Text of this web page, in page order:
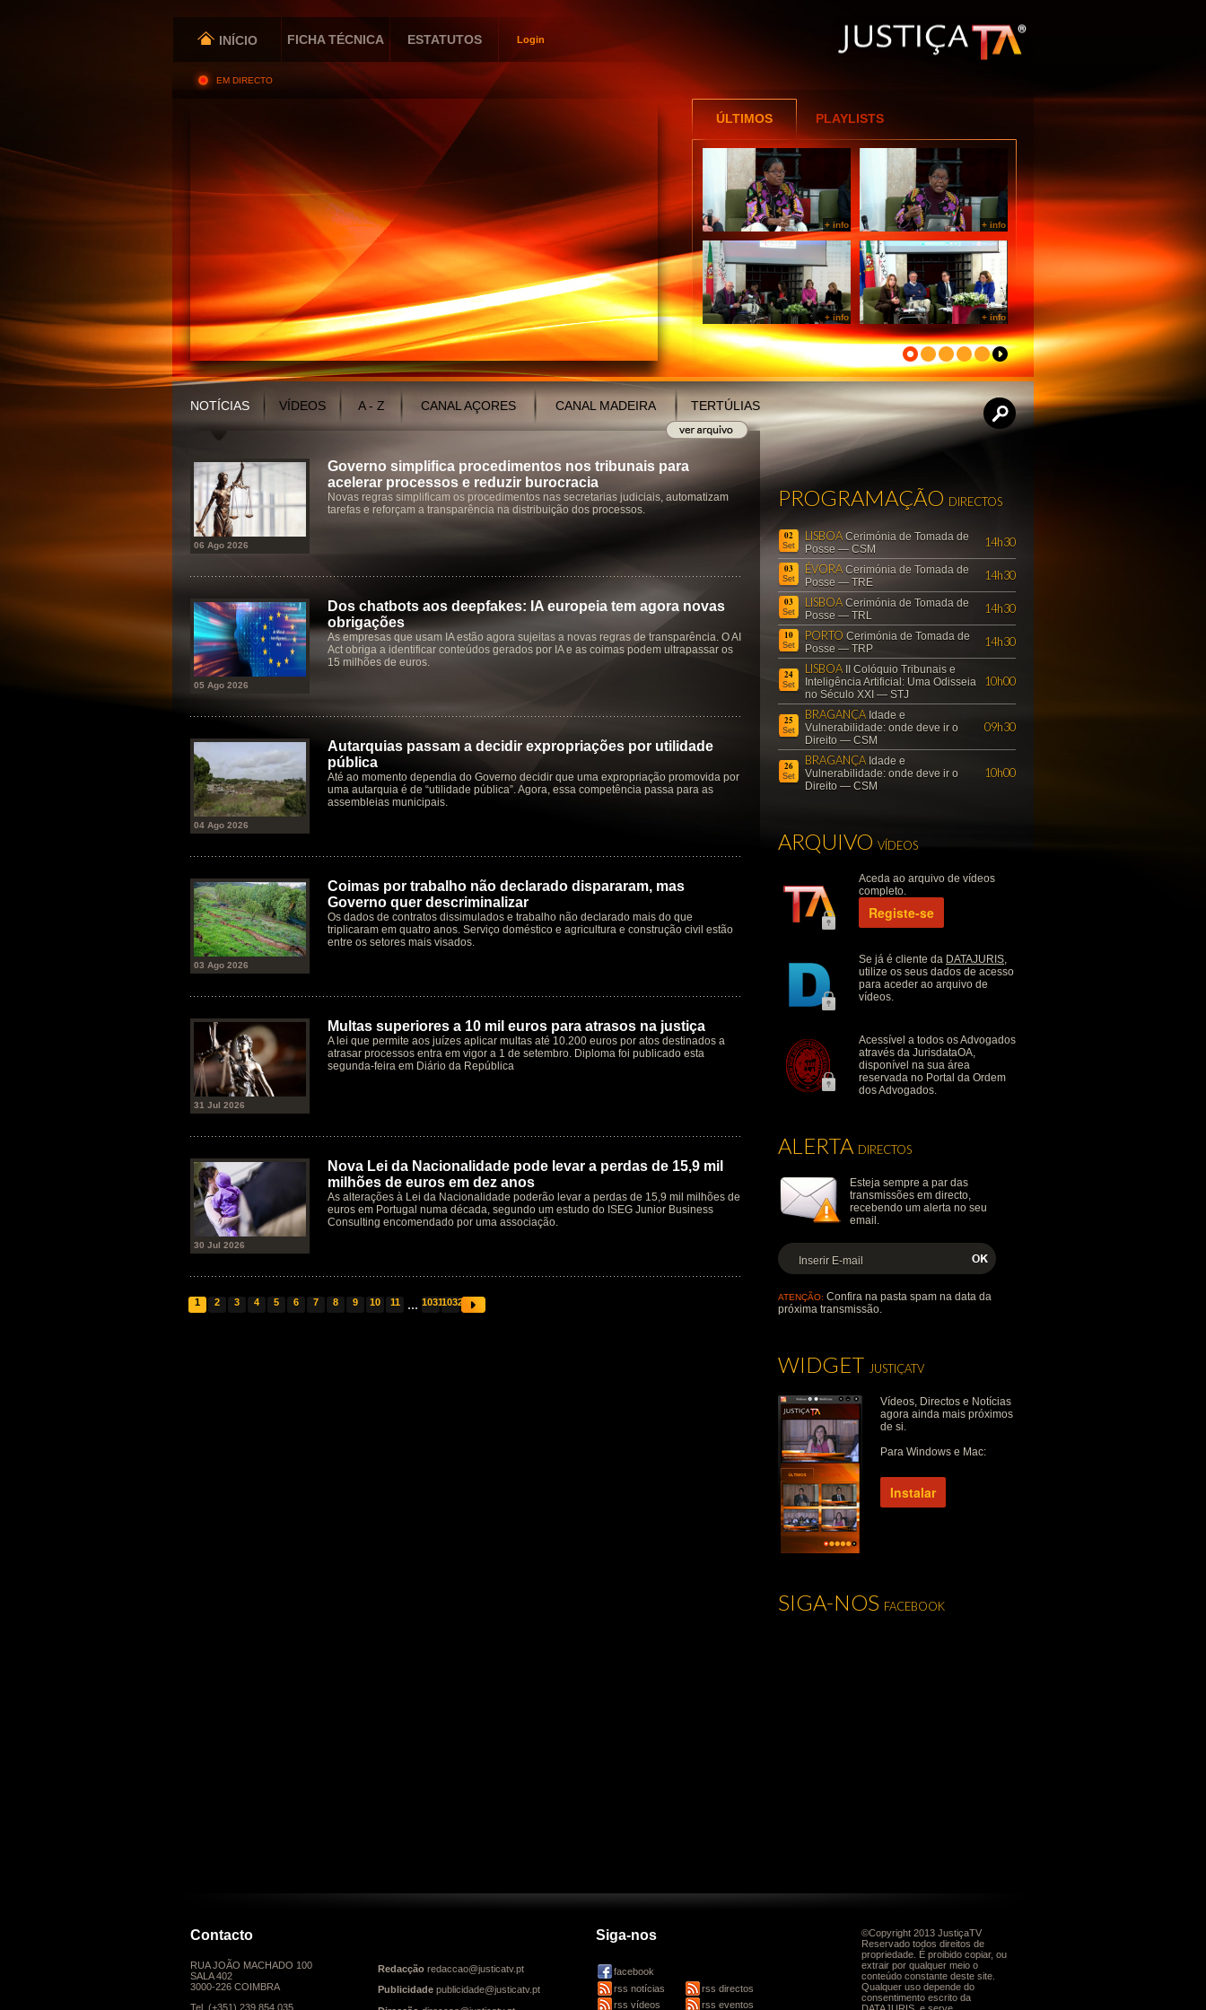
INÍCIO FICHA TÉCNICA ESTATUTOS Login [Entrar por IP]
EM DIRECTO
ÚLTIMOS PLAYLISTS
+ info + info
+ info + info + info
NOTÍCIAS VÍDEOS A - Z CANAL AÇORES CANAL MADEIRA TERTÚLIAS
06 Ago 2026
Governo simplifica procedimentos nos tribunais para
acelerar processos e reduzir burocracia
Novas regras simplificam os procedimentos nas secretarias judiciais, automatizam
tarefas e reforçam a transparência na distribuição dos processos.
05 Ago 2026
Dos chatbots aos deepfakes: IA europeia tem agora novas
obrigações
As empresas que usam IA estão agora sujeitas a novas regras de transparência. O AI
Act obriga a identificar conteúdos gerados por IA e as coimas podem ultrapassar os
15 milhões de euros.
04 Ago 2026
Autarquias passam a decidir expropriações por utilidade
pública
Até ao momento dependia do Governo decidir que uma expropriação promovida por
uma autarquia é de “utilidade pública”. Agora, essa competência passa para as
assembleias municipais.
03 Ago 2026
Coimas por trabalho não declarado dispararam, mas
Governo quer descriminalizar
Os dados de contratos dissimulados e trabalho não declarado mais do que
triplicaram em quatro anos. Serviço doméstico e agricultura e construção civil estão
entre os setores mais visados.
31 Jul 2026
Multas superiores a 10 mil euros para atrasos na justiça
A lei que permite aos juízes aplicar multas até 10.200 euros por atos destinados a
atrasar processos entra em vigor a 1 de setembro. Diploma foi publicado esta
segunda-feira em Diário da República
30 Jul 2026
Nova Lei da Nacionalidade pode levar a perdas de 15,9 mil
milhões de euros em dez anos
As alterações à Lei da Nacionalidade poderão levar a perdas de 15,9 mil milhões de
euros em Portugal numa década, segundo um estudo do ISEG Junior Business
Consulting encomendado por uma associação.
1 2 3 4 5 6 7 8 9 10 11 ... 10311032
PROGRAMAÇÃO DIRECTOS
02
Set
LISBOA Cerimónia de Tomada de
Posse — CSM
14h30
03
Set
ÉVORA Cerimónia de Tomada de
Posse — TRE
14h30
03
Set
LISBOA Cerimónia de Tomada de
Posse — TRL
14h30
10
Set
PORTO Cerimónia de Tomada de
Posse — TRP
14h30
24
Set
LISBOA II Colóquio Tribunais e
Inteligência Artificial: Uma Odisseia
no Século XXI — STJ
10h00
25
Set
BRAGANÇA Idade e
Vulnerabilidade: onde deve ir o
Direito — CSM
09h30
26
Set
BRAGANÇA Idade e
Vulnerabilidade: onde deve ir o
Direito — CSM
10h00
ARQUIVO VÍDEOS
Aceda ao arquivo de vídeos
completo.
Registe-se
Se já é cliente da DATAJURIS,
utilize os seus dados de acesso
para aceder ao arquivo de
vídeos.
Acessível a todos os Advogados
através da JurisdataOA,
disponível na sua área
reservada no Portal da Ordem
dos Advogados.
ALERTA DIRECTOS
Esteja sempre a par das
transmissões em directo,
recebendo um alerta no seu
email.
ATENÇÃO: Confira na pasta spam na data da
próxima transmissão.
WIDGET JUSTIÇATV
Vídeos, Directos e Notícias
agora ainda mais próximos
de si.
Para Windows e Mac:
Instalar
SIGA-NOS FACEBOOK
Contacto
RUA JOÃO MACHADO 100
SALA 402
3000-226 COIMBRA
Tel. (+351) 239 854 035
Redacção redaccao@justicatv.pt
Publicidade publicidade@justicatv.pt
Siga-nos
facebook
rss notícias
rss directos
rss vídeos
rss eventos
©Copyright 2013 JustiçaTV
Reservado todos direitos de
propriedade. É proibido copiar, ou
extrair por qualquer meio o
conteúdo constante deste site.
Qualquer uso depende do
consentimento escrito da